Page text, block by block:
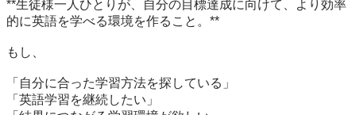
**生徒様一人ひとりが、自分の目標達成に向けて、より効率
的に英語を学べる環境を作ること。**
もし、
「自分に合った学習方法を探している」
「英語学習を継続したい」